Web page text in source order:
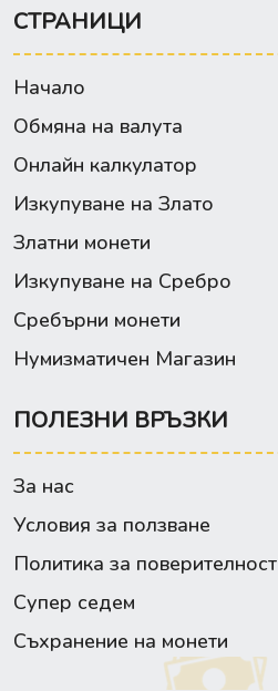
СТРАНИЦИ
Начало
Обмяна на валута
Онлайн калкулатор
Изкупуване на Злато
Златни монети
Изкупуване на Сребро
Сребърни монети
Нумизматичен Магазин
ПОЛЕЗНИ ВРЪЗКИ
За нас
Условия за ползване
Политика за поверителност
Супер седем
Съхранение на монети